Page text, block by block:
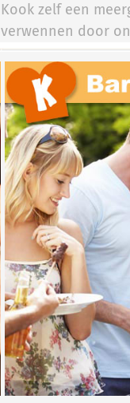
Kook zelf een
verwennen door